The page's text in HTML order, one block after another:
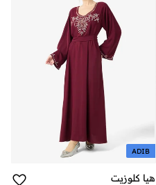
ADIB
هيا كلوزيت